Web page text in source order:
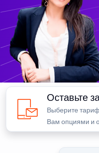
Оставьте
Выберите
Вам опциями и